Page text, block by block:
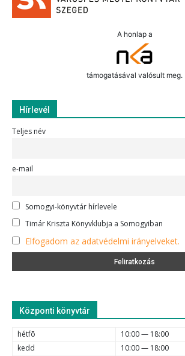
A honlap a
támogatásával valósult meg.
Hírlevél
Teljes név
e-mail
Somogyi-könyvtár hírlevele
Timár Kriszta Könyvklubja a Somogyiban
Elfogadom az adatvédelmi irányelveket.
Központi könyvtár
hétfõ
10:00 — 18:00
kedd
10:00 — 18:00